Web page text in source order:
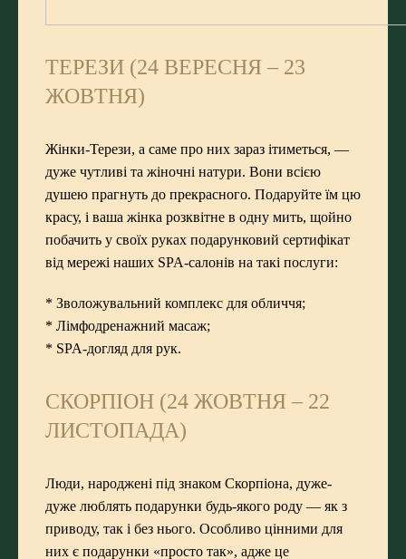
ТЕРЕЗИ (24 ВЕРЕСНЯ – 23
ЖОВТНЯ)
Жінки-Терези, а саме про них зараз ітиметься, —
дуже чутливі та жіночні натури. Вони всією
душею прагнуть до прекрасного. Подаруйте їм цю
красу, і ваша жінка розквітне в одну мить, щойно
побачить у своїх руках подарунковий сертифікат
від мережі наших SPA-салонів на такі послуги:
* Зволожувальний комплекс для обличчя;
* Лімфодренажний масаж;
* SPA-догляд для рук.
СКОРПІОН (24 ЖОВТНЯ – 22
ЛИСТОПАДА)
Люди, народжені під знаком Скорпіона, дуже-
дуже люблять подарунки будь-якого роду — як з
приводу, так і без нього. Особливо цінними для
них є подарунки «просто так», адже це